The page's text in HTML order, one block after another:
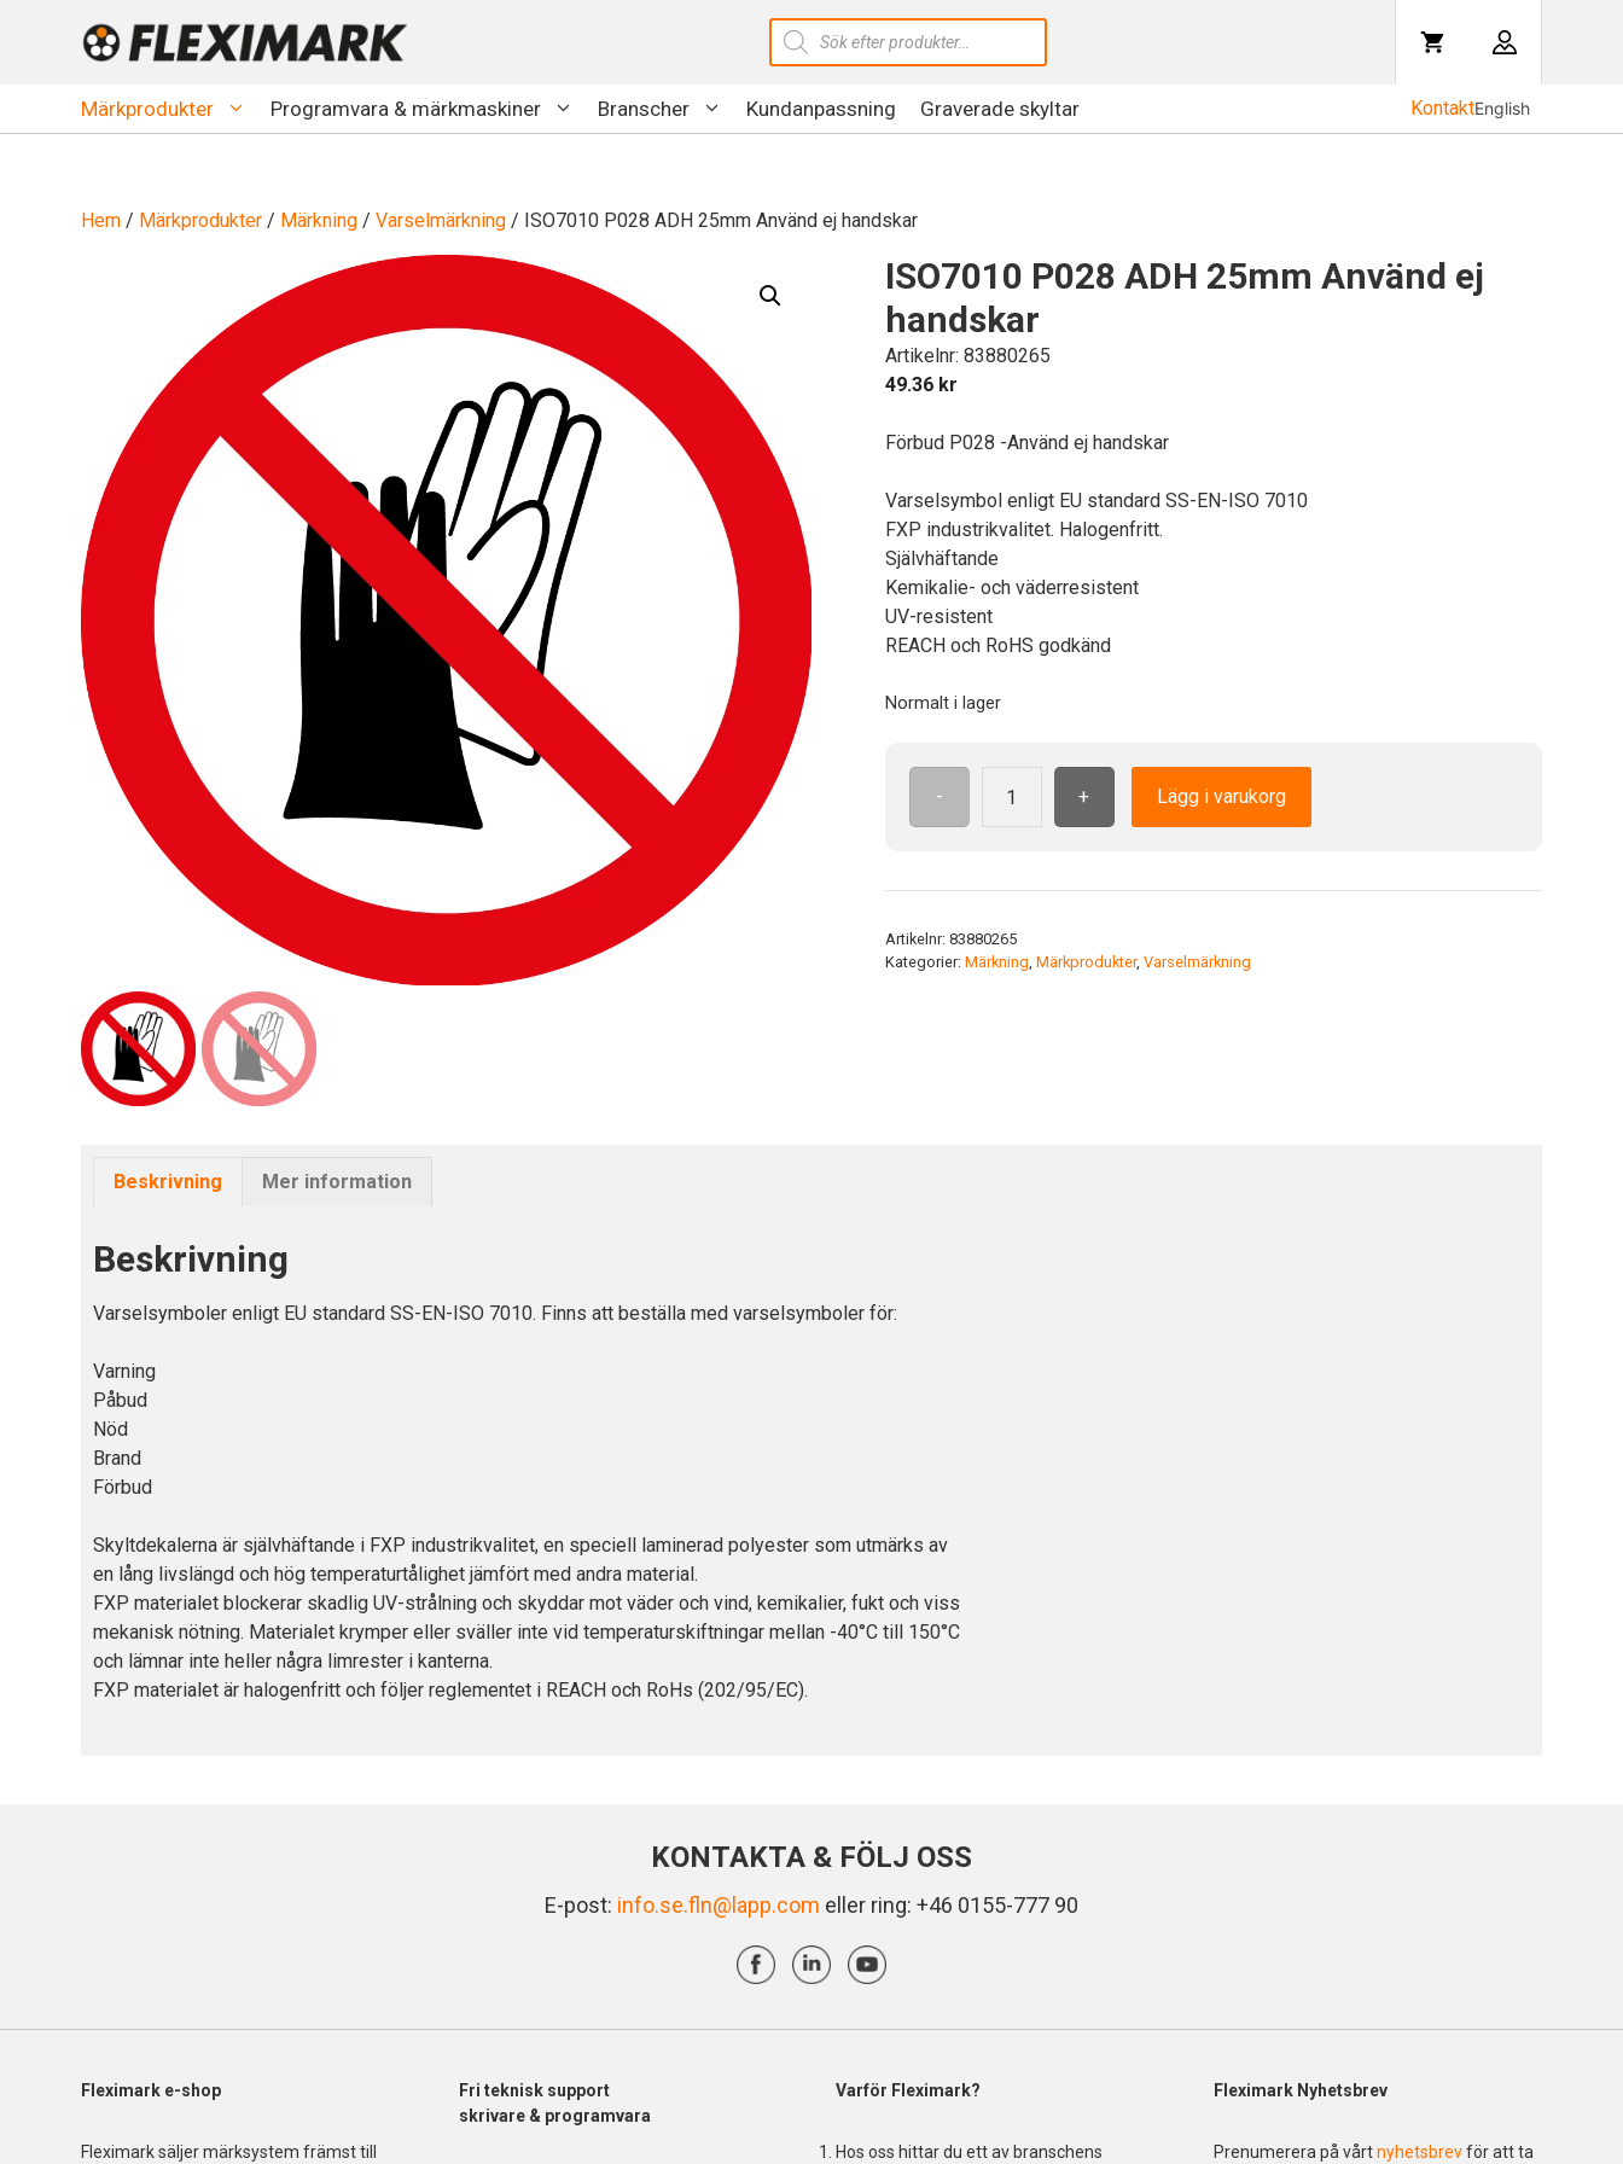
Produktsökning
KontaktEnglish
Märkprodukter Programvara & märkmaskiner Branscher Kundanpassning Graverade skyltar
Hem / Märkprodukter / Märkning / Varselmärkning / ISO7010 P028 ADH 25mm Använd ej handskar
ISO7010 P028 ADH 25mm Använd ej
handskar
Artikelnr: 83880265
49.36 kr
Förbud P028 -Använd ej handskar
Varselsymbol enligt EU standard SS-EN-ISO 7010
FXP industrikvalitet. Halogenfritt.
Självhäftande
Kemikalie- och väderresistent
UV-resistent
REACH och RoHS godkänd
Normalt i lager
-
25mm
ej
+ Lägg i varukorg
Artikelnr: 83880265
Kategorier: Märkning, Märkprodukter, Varselmärkning
Beskrivning Mer information
Beskrivning
Varselsymboler enligt EU standard SS-EN-ISO 7010. Finns att beställa med varselsymboler för:
Varning
Påbud
Nöd
Brand
Förbud
Skyltdekalerna är självhäftande i FXP industrikvalitet, en speciell laminerad polyester som utmärks av
en lång livslängd och hög temperaturtålighet jämfört med andra material.
FXP materialet blockerar skadlig UV-strålning och skyddar mot väder och vind, kemikalier, fukt och viss
mekanisk nötning. Materialet krymper eller sväller inte vid temperaturskiftningar mellan -40°C till 150°C
och lämnar inte heller några limrester i kanterna.
FXP materialet är halogenfritt och följer reglementet i REACH och RoHs (202/95/EC).
KONTAKTA & FÖLJ OSS
E-post: info.se.fln@lapp.com eller ring: +46 0155-777 90
Fleximark e-shop
Fleximark säljer märksystem främst till
Fri teknisk support
skrivare & programvara
Varför Fleximark?
Hos oss hittar du ett av branschens
Fleximark Nyhetsbrev
Prenumerera på vårtnyhetsbrevför att ta